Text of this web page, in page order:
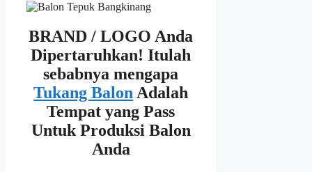
BRAND / LOGO Anda
Dipertaruhkan! Itulah
sebabnya mengapa
Tukang BalonAdalah
Tempat yang Pass
Untuk Produksi Balon
Anda